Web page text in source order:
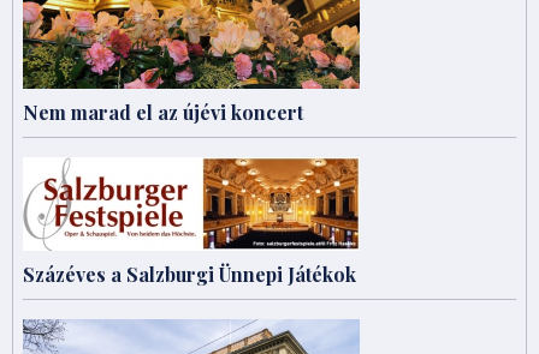
Nem marad el az újévi koncert
Százéves a Salzburgi Ünnepi Játékok